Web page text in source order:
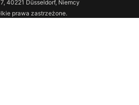
40221 Düsseldorf, Niemcy
prawa zastrzeżone.